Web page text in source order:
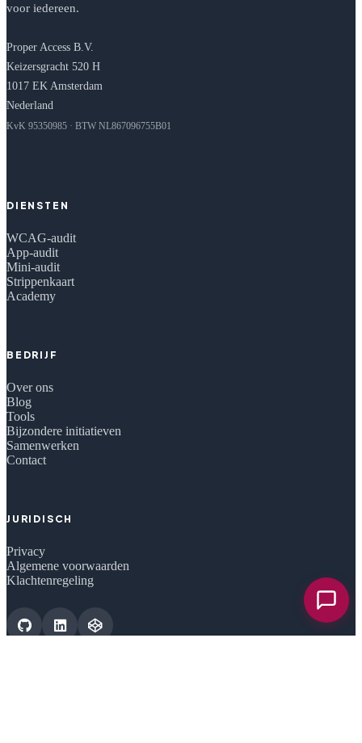
voor iedereen.
Proper Access B.V.
Keizersgracht 520 H
1017 EK Amsterdam
Nederland
KvK 95350985 · BTW NL867096755B01
DIENSTEN
WCAG-audit
App-audit
Mini-audit
Strippenkaart
Academy
BEDRIJF
Over ons
Blog
Tools
Bijzondere initiatieven
Samenwerken
Contact
JURIDISCH
Privacy
Algemene voorwaarden
Klachtenregeling
Chat